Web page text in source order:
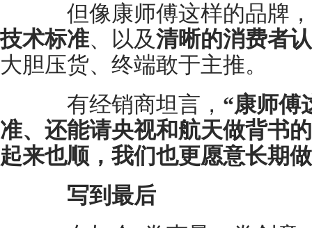
但像康师傅这样的品牌，
技术标准、以及清晰的消费者
大胆压货、终端敢于主推。
有经销商坦言， “康师傅
准、还能请央视和航天做背书
起来也顺，我们也更愿意长期
写到最后